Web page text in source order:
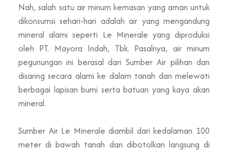
Nah, salah satu air minum kemasan yang aman untuk
dikonsumsi sehari-hari adalah air yang mengandung
mineral alami seperti Le Minerale yang diproduksi
oleh PT. Mayora Indah, Tbk. Pasalnya, air minum
pegunungan ini berasal dari Sumber Air pilihan dan
disaring secara alami ke dalam tanah dan melewati
berbagai lapisan bumi serta batuan yang kaya akan
mineral.
Sumber Air Le Minerale diambil dari kedalaman 100
meter di bawah tanah dan dibotolkan langsung di